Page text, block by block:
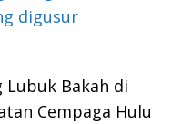
digusur
Lubuk Bakah di
Cempaga Hulu